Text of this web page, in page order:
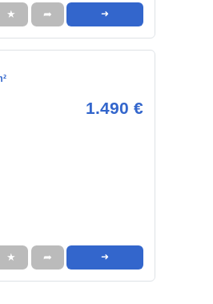
★ ➦ ➜
1.490 €
★ ➦ ➜